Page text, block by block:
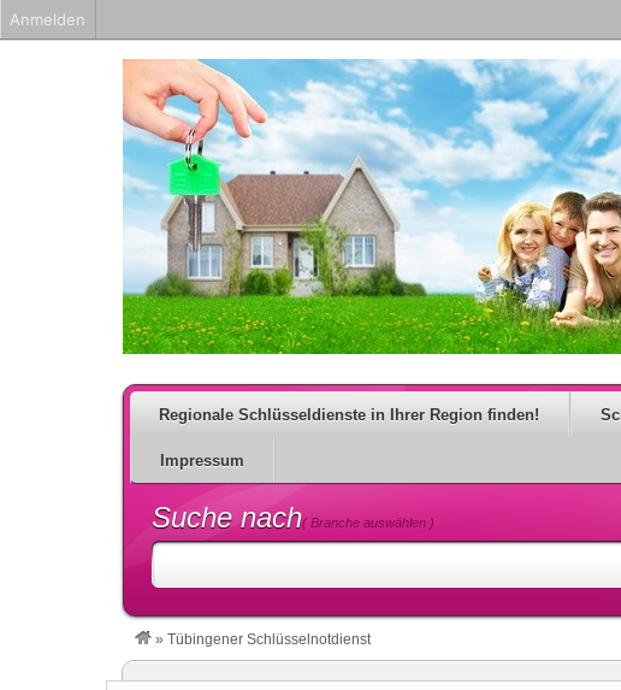
Regionale Schlüsseldienste in Ihrer Region finden!
Impressum
Suche nach( Branche auswählen )
» Tübingener Schlüsselnotdienst
Anmelden